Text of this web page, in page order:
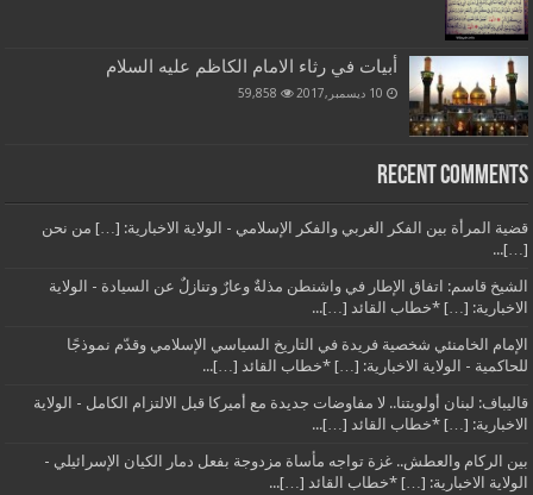
أبيات في رثاء الامام الكاظم عليه السلام
10 ديسمبر,2017 59,858
Recent Comments
قضية المرأة بين الفكر الغربي والفكر الإسلامي - الولاية الاخبارية: […] من نحن
[…]...
الشيخ قاسم: اتفاق الإطار في واشنطن مذلةٌ وعارٌ وتنازلٌ عن السيادة - الولاية
الاخبارية: […] *خطاب القائد […]...
الإمام الخامنئي شخصية فريدة في التاريخ السياسي الإسلامي وقدّم نموذجًا
للحاكمية - الولاية الاخبارية: […] *خطاب القائد […]...
قاليباف: لبنان أولويتنا.. لا مفاوضات جديدة مع أميركا قبل الالتزام الكامل - الولاية
الاخبارية: […] *خطاب القائد […]...
بين الركام والعطش.. غزة تواجه مأساة مزدوجة بفعل دمار الكيان الإسرائيلي -
الولاية الاخبارية: […] *خطاب القائد […]...